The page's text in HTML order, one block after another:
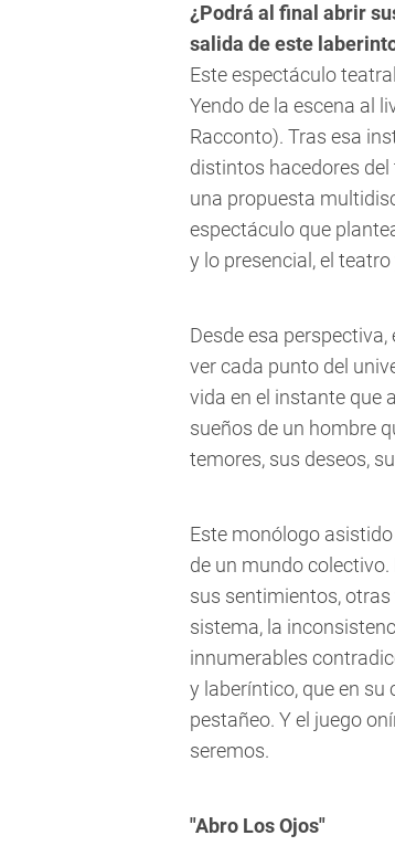
¿Podrá al final abrir
salida de este
Este espectáculo
Yendo de la escena al
Racconto). Tras esa
distintos hacedores
una propuesta
espectáculo que
y lo presencial, el
Desde esa
ver cada punto del
vida en el instante que
sueños de un hombre
temores, sus deseos,
Este monólogo
de un mundo
sus sentimientos, otras
sistema, la
innumerables
y laberíntico, que en
pestañeo. Y el juego
seremos.
"Abro Los Ojos"